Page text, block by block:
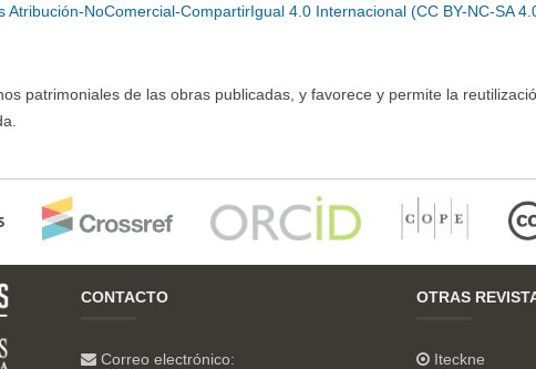
Atribución-NoComercial-CompartirIgual 4.0 Internacional (CC BY-NC-SA
patrimoniales de las obras publicadas, y favorece y permite la
CONTACTO
Correo electrónico:
OTRAS
Iteckne